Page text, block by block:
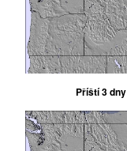
Příští 3 dny